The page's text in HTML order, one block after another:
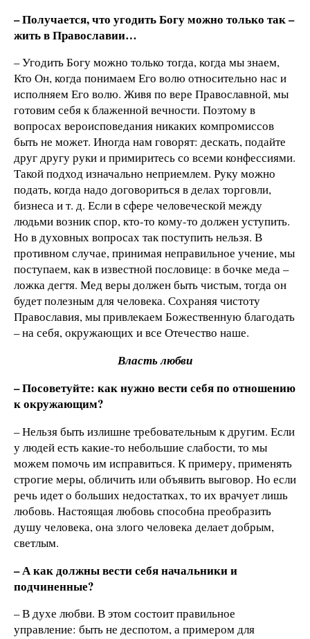
– Получается, что угодить Богу можно только так –
жить в Православии…
– Угодить Богу можно только тогда, когда мы знаем,
Кто Он, когда понимаем Его волю относительно нас и
исполняем Его волю. Живя по вере Православной, мы
готовим себя к блаженной вечности. Поэтому в
вопросах вероисповедания никаких компромиссов
быть не может. Иногда нам говорят: дескать, подайте
друг другу руки и примиритесь со всеми конфессиями.
Такой подход изначально неприемлем. Руку можно
подать, когда надо договориться в делах торговли,
бизнеса и т. д. Если в сфере человеческой между
людьми возник спор, кто-то кому-то должен уступить.
Но в духовных вопросах так поступить нельзя. В
противном случае, принимая неправильное учение, мы
поступаем, как в известной пословице: в бочке меда –
ложка дегтя. Мед веры должен быть чистым, тогда он
будет полезным для человека. Сохраняя чистоту
Православия, мы привлекаем Божественную благодать
– на себя, окружающих и все Отечество наше.
Власть любви
– Посоветуйте: как нужно вести себя по отношению
к окружающим?
– Нельзя быть излишне требовательным к другим. Если
у людей есть какие-то небольшие слабости, то мы
можем помочь им исправиться. К примеру, применять
строгие меры, обличить или объявить выговор. Но если
речь идет о больших недостатках, то их врачует лишь
любовь. Настоящая любовь способна преобразить
душу человека, она злого человека делает добрым,
светлым.
– А как должны вести себя начальники и
подчиненные?
– В духе любви. В этом состоит правильное
управление: быть не деспотом, а примером для